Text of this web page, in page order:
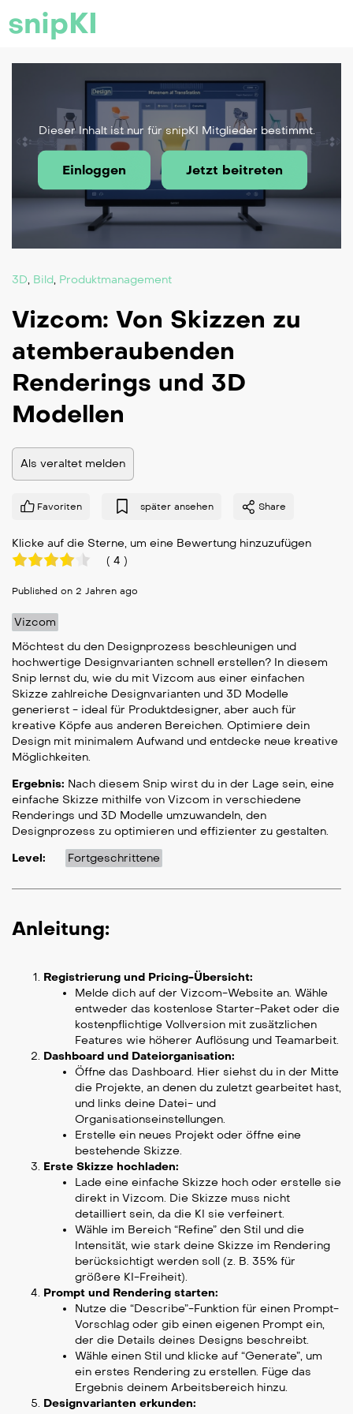
snipKI
Dieser Inhalt ist nur für snipKI Mitglieder bestimmt.
Einloggen Jetzt beitreten
3D, Bild, Produktmanagement
Vizcom: Von Skizzen zu
atemberaubenden
Renderings und 3D
Modellen
Als veraltet melden
Favoriten später ansehen Share
Klicke auf die Sterne, um eine Bewertung hinzuzufügen
( 4 )
Published on 2 Jahren ago
Vizcom
Möchtest du den Designprozess beschleunigen und
hochwertige Designvarianten schnell erstellen? In diesem
Snip lernst du, wie du mit Vizcom aus einer einfachen
Skizze zahlreiche Designvarianten und 3D Modelle
generierst - ideal für Produktdesigner, aber auch für
kreative Köpfe aus anderen Bereichen. Optimiere dein
Design mit minimalem Aufwand und entdecke neue kreative
Möglichkeiten.
Ergebnis: Nach diesem Snip wirst du in der Lage sein, eine
einfache Skizze mithilfe von Vizcom in verschiedene
Renderings und 3D Modelle umzuwandeln, den
Designprozess zu optimieren und effizienter zu gestalten.
Level:
Fortgeschrittene
Anleitung:
Registrierung und Pricing-Übersicht:
Melde dich auf der Vizcom-Website an. Wähle
entweder das kostenlose Starter-Paket oder die
kostenpflichtige Vollversion mit zusätzlichen
Features wie höherer Auflösung und Teamarbeit.
Dashboard und Dateiorganisation:
Öffne das Dashboard. Hier siehst du in der Mitte
die Projekte, an denen du zuletzt gearbeitet hast,
und links deine Datei- und
Organisationseinstellungen.
Erstelle ein neues Projekt oder öffne eine
bestehende Skizze.
Erste Skizze hochladen:
Lade eine einfache Skizze hoch oder erstelle sie
direkt in Vizcom. Die Skizze muss nicht
detailliert sein, da die KI sie verfeinert.
Wähle im Bereich “Refine” den Stil und die
Intensität, wie stark deine Skizze im Rendering
berücksichtigt werden soll (z. B. 35% für
größere KI-Freiheit).
Prompt und Rendering starten:
Nutze die “Describe”-Funktion für einen Prompt-
Vorschlag oder gib einen eigenen Prompt ein,
der die Details deines Designs beschreibt.
Wähle einen Stil und klicke auf “Generate”, um
ein erstes Rendering zu erstellen. Füge das
Ergebnis deinem Arbeitsbereich hinzu.
Designvarianten erkunden: